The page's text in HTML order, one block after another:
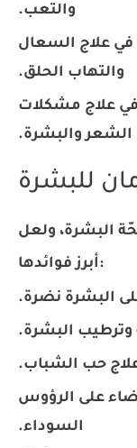
والتعب.
في علاج السعال
والتهاب الحلق.
في علاج مشكلات
الشعر والبشرة.
للبشرة
البشرة، ولعل
أبرز فوائدها:
البشرة نضرة.
وترطيب البشرة.
حب الشباب.
على الرؤوس
السوداء.